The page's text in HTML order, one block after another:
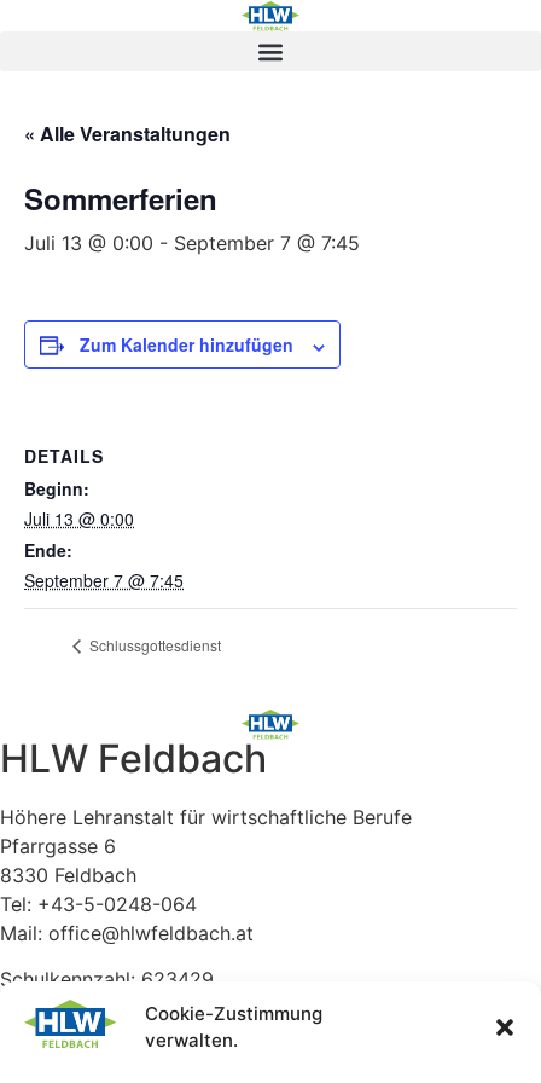
Cookie-Zustimmung
verwalten.
« Alle Veranstaltungen
Sommerferien
Juli 13 @ 0:00 - September 7 @ 7:45
Zum Kalender hinzufügen
DETAILS
Beginn:
Juli 13 @ 0:00
Ende:
September 7 @ 7:45
Schlussgottesdienst
HLW Feldbach
Höhere Lehranstalt für wirtschaftliche Berufe
Pfarrgasse 6
8330 Feldbach
Tel: +43-5-0248-064
Mail: office@hlwfeldbach.at
Schulkennzahl: 623429
Ausbildungsangebot